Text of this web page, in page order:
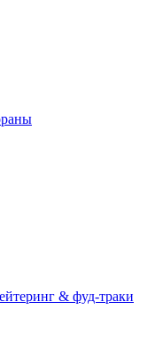
& фуд-траки